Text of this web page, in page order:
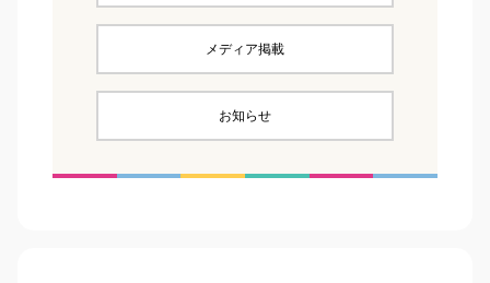
メディア掲載
お知らせ